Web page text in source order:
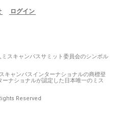
ログイン
スキャンパスサミット委員会のシンボル
キャンパスインターナショナルの商標登
ナショナルが認定した日本唯一のミス
Reserved